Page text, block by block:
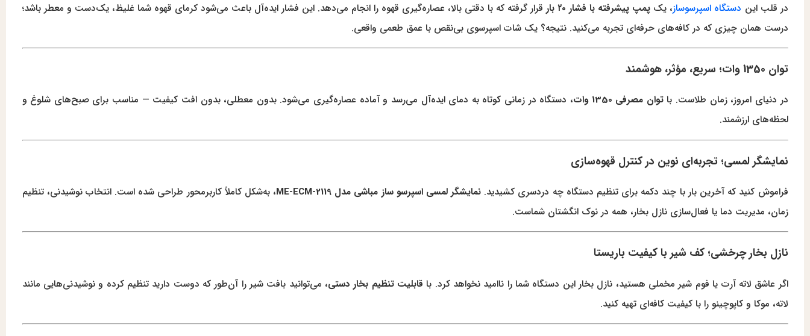
در قلب این دستگاه اسپرسوساز، یک پمپ پیشرفته با فشار ۲۰ بار
قرار گرفته که با دقتی بالا، عصاره‌گیری قهوه را انجام می‌دهد. این فشار ایده‌آل باعث می‌شود کرمای قهوه شما غلیظ، یک‌دست و معطر باشد؛
درست همان چیزی که در کافه‌های حرفه‌ای تجربه می‌کنید. نتیجه؟ یک شات اسپرسوی بی‌نقص با عمق طعمی واقعی.
توان 1350 وات؛ سریع، مؤثر، هوشمند
در دنیای امروز، زمان طلاست. باتوان مصرفی 1350 وات
، دستگاه در زمانی کوتاه به دمای ایده‌آل می‌رسد و آماده عصاره‌گیری می‌شود. بدون معطلی، بدون افت کیفیت — مناسب برای صبح‌های شلوغ و
لحظه‌های ارزشمند.
نمایشگر لمسی؛ تجربه‌ای نوین در کنترل قهوه‌سازی
فراموش کنید که آخرین بار با چند دکمه برای تنظیم دستگاه چه دردسری کشیدید. نمایشگر لمسی اسپرسو ساز مباشی مدل ME-ECM-2119
، به‌شکل کاملاً کاربرمحور طراحی شده است. انتخاب نوشیدنی، تنظیم
زمان، مدیریت دما یا فعال‌سازی نازل بخار، همه در نوک انگشتان شماست.
نازل بخار چرخشی؛ کف شیر با کیفیت باریستا
اگر عاشق لاته آرت یا فوم شیر مخملی هستید، نازل بخار این دستگاه شما را ناامید نخواهد کرد. با قابلیت تنظیم بخار دستی، می‌توانید بافت شیر را آن‌طور که دوست دارید تنظیم کرده و نوشیدنی‌هایی مانند
لاته، موکا و کاپوچینو را با کیفیت کافه‌ای تهیه کنید.